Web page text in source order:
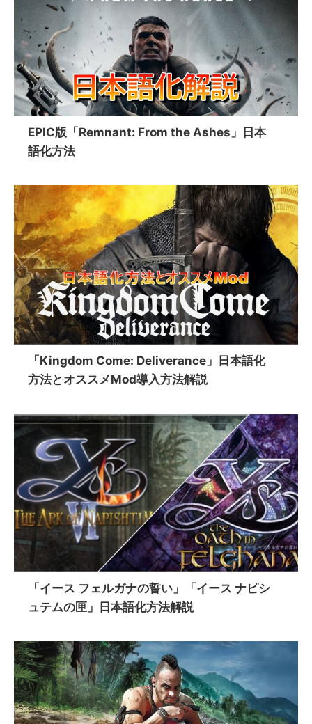
EPIC版「Remnant: From the Ashes」日本
語化方法
「Kingdom Come: Deliverance」日本語化
方法とオススメMod導入方法解説
「イース フェルガナの誓い」「イース ナピシ
ュテムの匣」日本語化方法解説